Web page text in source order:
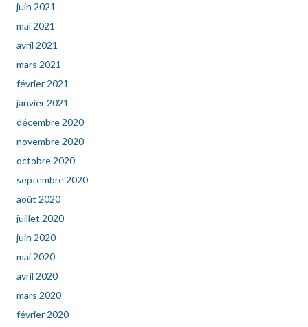
juin 2021
mai 2021
avril 2021
mars 2021
février 2021
janvier 2021
décembre 2020
novembre 2020
octobre 2020
septembre 2020
août 2020
juillet 2020
juin 2020
mai 2020
avril 2020
mars 2020
février 2020